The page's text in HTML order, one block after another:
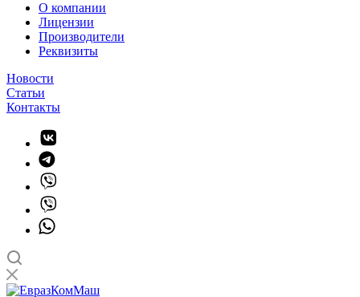
О компании
Лицензии
Производители
Реквизиты
Новости
Статьи
Контакты